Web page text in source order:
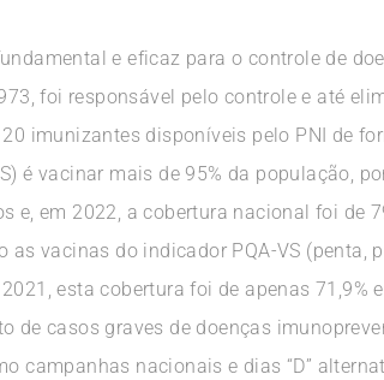
e eficaz para o controle de
foi responsável pelo controle e até
imunizantes disponíveis pelo PNI de
é vacinar mais de 95% da população,
e, em 2022, a cobertura nacional foi de
as vacinas do indicador PQA-VS
esta cobertura foi de apenas
de casos graves de doenças
campanhas nacionais e dias “D”